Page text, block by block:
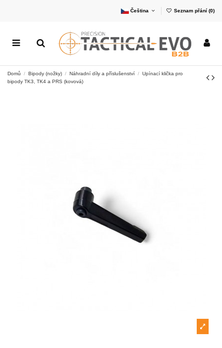
Čeština Seznam přání (0)
Domů Bipody (nožky) Náhradní díly a příslušenství
Upínací klička pro
bipody TK3, TK4 a PRS (kovová)